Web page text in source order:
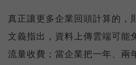
真正讓更多企業回頭計算的，
文義指出，資料上傳雲端可能
流量收費；當企業把一年、兩